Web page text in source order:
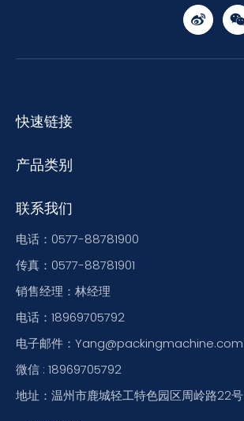
快速链接
产品类别
联系我们
电话：0577-88781900
传真：0577-88781901
销售经理：林经理
电话：18969705792
电子邮件：Yang@packingmachine.com
微信 : 18969705792
地址：温州市鹿城轻工特色园区周岭路22号